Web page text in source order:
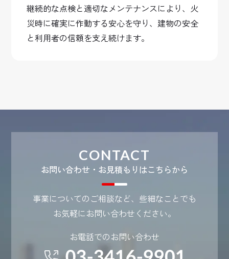
継続的な点検と適切なメンテナンスにより、火
災時に確実に作動する安心を守り、建物の安全
と利用者の信頼を支え続けます。
CONTACT
お問い合わせ・お見積もりはこちらから
事業についてのご相談など、些細なことでも
お気軽にお問い合わせください。
お電話でのお問い合わせ